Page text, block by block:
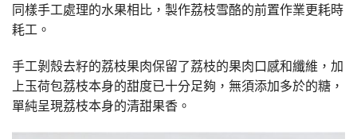
同樣手工處理的水果相比，製作荔枝雪酪的前置作業更耗時
耗工。
手工剝殼去籽的荔枝果肉保留了荔枝的果肉口感和纖維，加
上玉荷包荔枝本身的甜度已十分足夠，無須添加多於的糖，
單純呈現荔枝本身的清甜果香。